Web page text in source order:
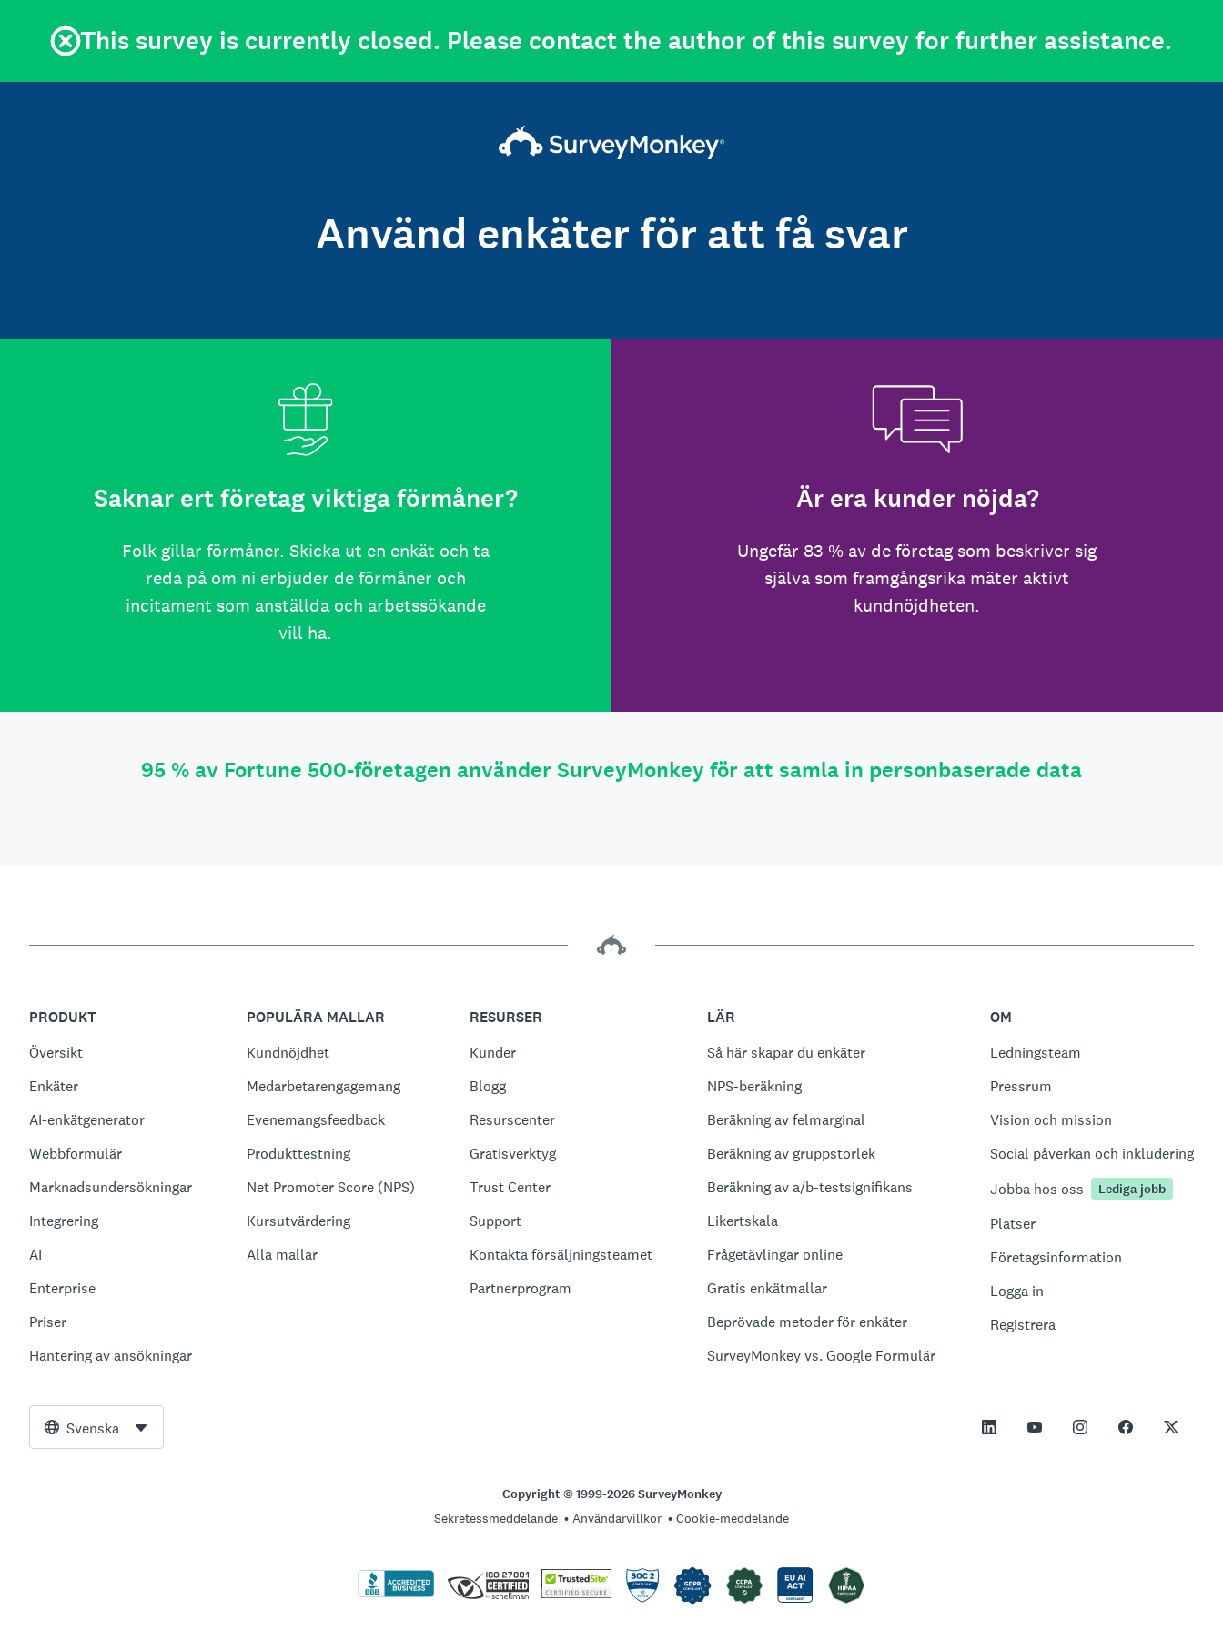
This survey is currently closed. Please contact the author of this survey for further assistance.
Använd enkäter för att få svar
Saknar ert företag viktiga förmåner?
Folk gillar förmåner. Skicka ut en enkät och ta
reda på om ni erbjuder de förmåner och
incitament som anställda och arbetssökande
vill ha.
Är era kunder nöjda?
Ungefär 83 % av de företag som beskriver sig
själva som framgångsrika mäter aktivt
kundnöjdheten.
95 % av Fortune 500-företagen använder SurveyMonkey för att samla in personbaserade data
PRODUKT
Översikt
Enkäter
AI-enkätgenerator
Webbformulär
Marknadsundersökningar
Integrering
AI
Enterprise
Priser
Hantering av ansökningar
POPULÄRA MALLAR
Kundnöjdhet
Medarbetarengagemang
Evenemangsfeedback
Produkttestning
Net Promoter Score (NPS)
Kursutvärdering
Alla mallar
RESURSER
Kunder
Blogg
Resurscenter
Gratisverktyg
Trust Center
Support
Kontakta försäljningsteamet
Partnerprogram
LÄR
Så här skapar du enkäter
NPS-beräkning
Beräkning av felmarginal
Beräkning av gruppstorlek
Beräkning av a/b-testsignifikans
Likertskala
Frågetävlingar online
Gratis enkätmallar
Beprövade metoder för enkäter
SurveyMonkey vs. Google Formulär
OM
Ledningsteam
Pressrum
Vision och mission
Social påverkan och inkludering
Jobba hos oss
Lediga jobb
Platser
Företagsinformation
Logga in
Registrera
Svenska
Copyright © 1999-2026 SurveyMonkey
Sekretessmeddelande Användarvillkor Cookie-meddelande